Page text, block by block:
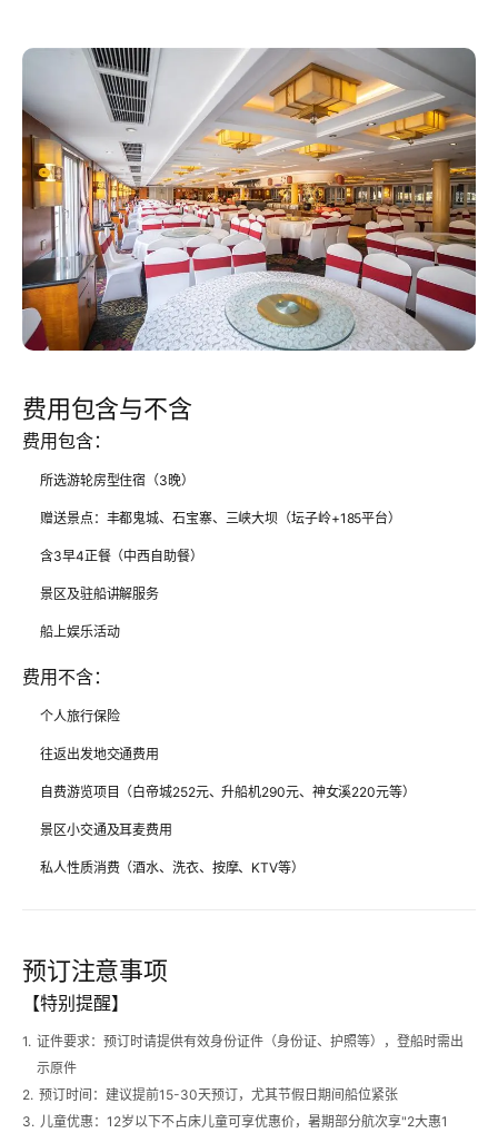
费用包含与不含
费用包含：
所选游轮房型住宿（3晚）
赠送景点：丰都鬼城、石宝寨、三峡大坝（坛子岭+185平台）
含3早4正餐（中西自助餐）
景区及驻船讲解服务
船上娱乐活动
费用不含：
个人旅行保险
往返出发地交通费用
自费游览项目（白帝城252元、升船机290元、神女溪220元等）
景区小交通及耳麦费用
私人性质消费（酒水、洗衣、按摩、KTV等）
预订注意事项
【特别提醒】
1. 证件要求：预订时请提供有效身份证件（身份证、护照等），登船时需出
示原件
2. 预订时间 ：建议提前15-30天预订，尤其节假日期间船位紧张
3. 儿童优惠 ：12岁以下不占床儿童可享优惠价，暑期部分航次享"2大惠1